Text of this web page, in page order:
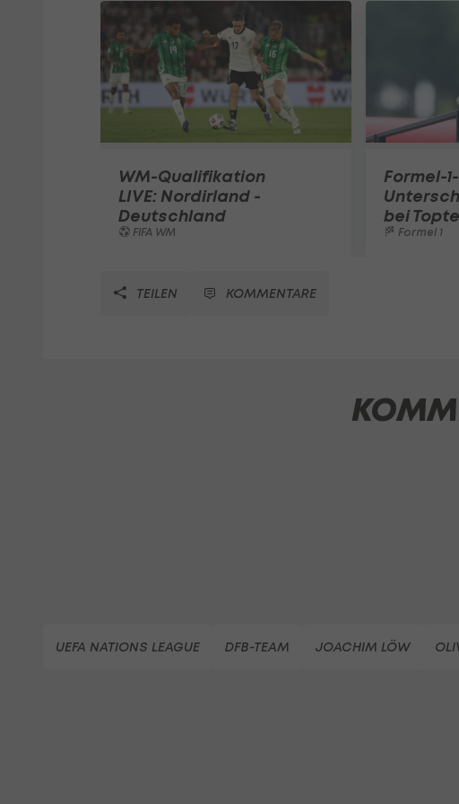
WM-Qualifikation
LIVE: Nordirland -
Deutschland
FIFA WM
Formel-
bei
Formel 1
TEILEN KOMMENTARE
UEFA NATIONS LEAGUE DFB-TEAM JOACHIM LÖW